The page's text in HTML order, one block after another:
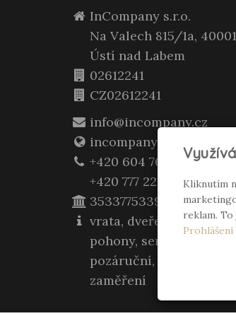
InCompany s.r.o.
Na Valech 815/1a, 40001
Ústí nad Labem
02612241
CZ02612241
info@incompany.cz
incompany.cz
+420 604 762 400
+420 777 223 957
3533775339/0800
vrata, dveře, zárubně,
pohony, servis záruční i
pozáruční, montáž,
zaměření
Kliknutím
reklam.